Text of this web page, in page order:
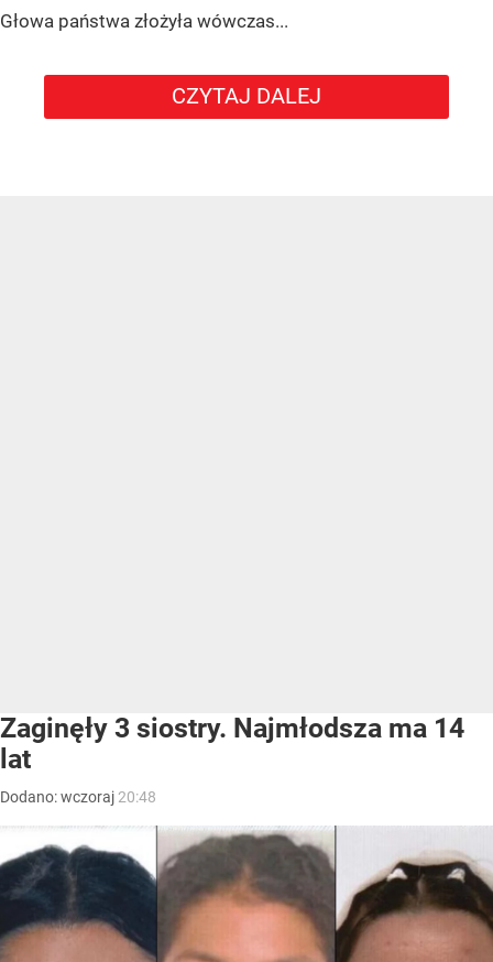
Głowa państwa złożyła wówczas...
CZYTAJ DALEJ
Zaginęły 3 siostry. Najmłodsza ma 14
lat
Dodano:wczoraj 20:48